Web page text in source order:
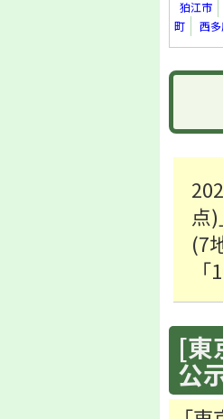
狛江市
町
西
点
(7
[東
公